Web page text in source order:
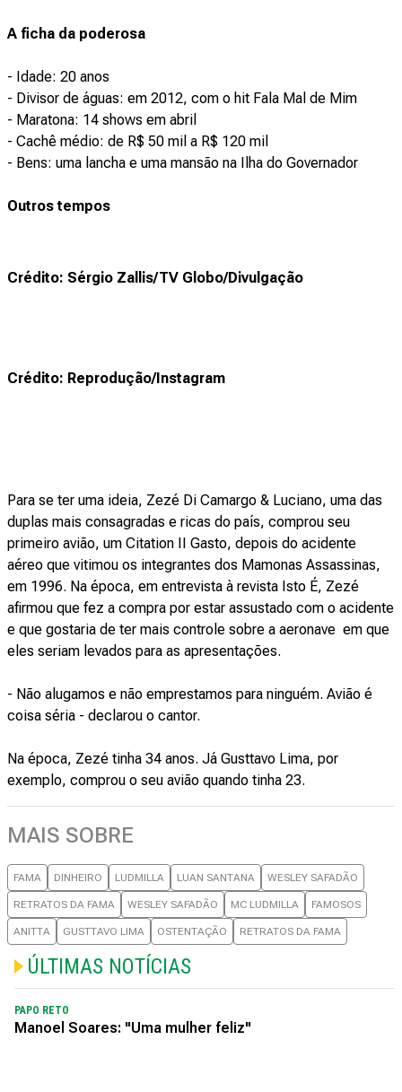
A ficha da poderosa
- Idade: 20 anos
- Divisor de águas: em 2012, com o hit Fala Mal de Mim
- Maratona: 14 shows em abril
- Cachê médio: de R$ 50 mil a R$ 120 mil
- Bens: uma lancha e uma mansão na Ilha do Governador
Outros tempos
Crédito: Sérgio Zallis/TV Globo/Divulgação
Crédito: Reprodução/Instagram
Para se ter uma ideia, Zezé Di Camargo & Luciano, uma das
duplas mais consagradas e ricas do país, comprou seu
primeiro avião, um Citation II Gasto, depois do acidente
aéreo que vitimou os integrantes dos Mamonas Assassinas,
em 1996. Na época, em entrevista à revista Isto É, Zezé
afirmou que fez a compra por estar assustado com o acidente
e que gostaria de ter mais controle sobre a aeronave em que
eles seriam levados para as apresentações.
- Não alugamos e não emprestamos para ninguém. Avião é
coisa séria - declarou o cantor.
Na época, Zezé tinha 34 anos. Já Gusttavo Lima, por
exemplo, comprou o seu avião quando tinha 23.
MAIS SOBRE
FAMA DINHEIRO LUDMILLA LUAN SANTANA WESLEY SAFADÃO
RETRATOS DA FAMA WESLEY SAFADÃO MC LUDMILLA FAMOSOS
ANITTA GUSTTAVO LIMA OSTENTAÇÃO RETRATOS DA FAMA
ÚLTIMAS NOTÍCIAS
PAPO RETO
Manoel Soares: "Uma mulher feliz"